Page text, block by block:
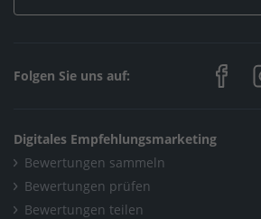
Folgen Sie uns auf:
Digitales Empfehlungsmarketing
Bewertungen sammeln
Bewertungen prüfen
Bewertungen teilen